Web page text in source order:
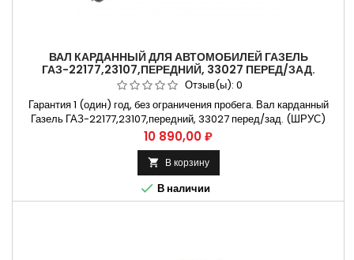
ВАЛ КАРДАННЫЙ ДЛЯ АВТОМОБИЛЕЙ ГАЗЕЛЬ
ГАЗ-22177,23107,ПЕРЕДНИЙ, 33027 ПЕРЕД/ЗАД.
(ШРУС) 910ММ 5022382-2
Отзыв(ы): 0
Гарантия 1 (один) год, без ограничения пробега. Вал карданный
Газель ГАЗ-22177,23107,передний, 33027 перед/зад. (ШРУС)
910мм Применяется на автомобилях Газ-3302. Газ-33027.
Газ-33021. Не требующая установки на СТО. Способы оплаты
Безналичный расчет, оплата банковской картой
Цена
10 890,00 ₽
 В корзину
 В наличии